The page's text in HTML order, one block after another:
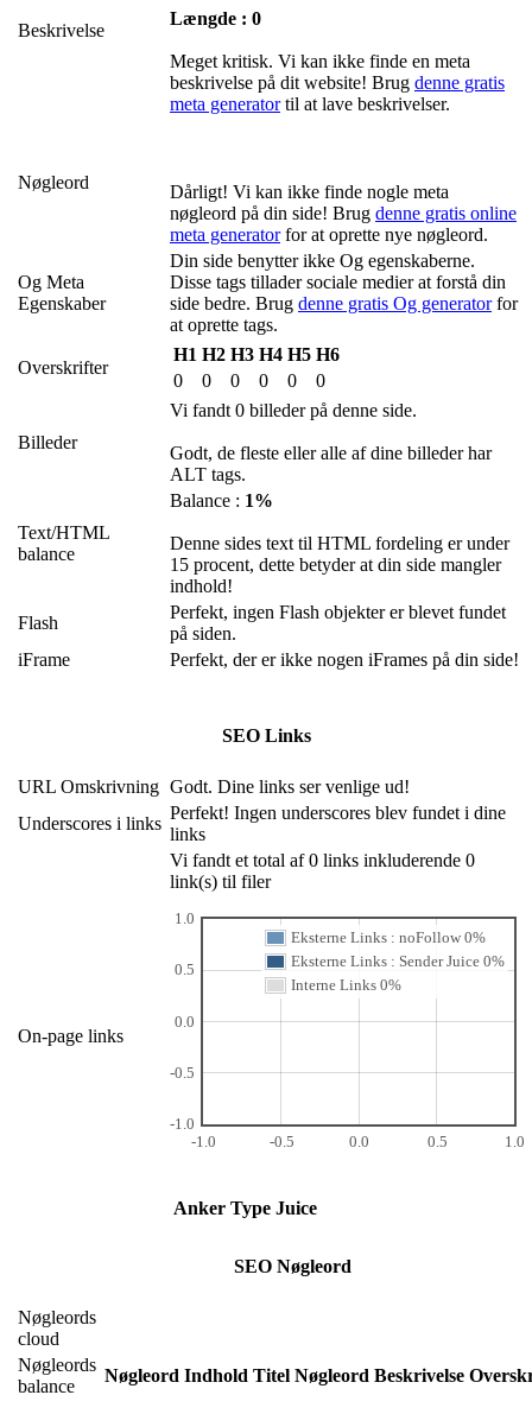
Beskrivelse
Længde : 0
Meget kritisk. Vi kan ikke finde en meta
beskrivelse på dit website! Brug denne gratis
meta generatortil at lave beskrivelser.
Nøgleord
Dårligt! Vi kan ikke finde nogle meta
nøgleord på din side! Brug denne gratis online
meta generatorfor at oprette nye nøgleord.
Og Meta
Egenskaber
Din side benytter ikke Og egenskaberne.
Disse tags tillader sociale medier at forstå din
side bedre. Brug denne gratis Og generatorfor
at oprette tags.
Overskrifter
H1 H2 H3 H4 H5 H6
0
0 0 0 0 0
Billeder
Vi fandt 0 billeder på denne side.
Godt, de fleste eller alle af dine billeder har
ALT tags.
Text/HTML
balance
Balance : 1%
Denne sides text til HTML fordeling er under
15 procent, dette betyder at din side mangler
indhold!
Flash
Perfekt, ingen Flash objekter er blevet fundet
på siden.
iFrame
Perfekt, der er ikke nogen iFrames på din side!
SEO Links
URL Omskrivning Godt. Dine links ser venlige ud!
Underscores i links
Perfekt! Ingen underscores blev fundet i dine
links
On-page links
Vi fandt et total af 0 links inkluderende 0
link(s) til filer
-1.0 -0.5 0.0 0.5 1.0
-1.0
-0.5
0.0
0.5
1.0
Eksterne Links : noFollow 0%
Eksterne Links : Sender Juice 0%
Interne Links 0%
Anker Type Juice
SEO Nøgleord
Nøgleords
cloud
Nøgleords
balance
Nøgleord Indhold Titel Nøgleord Beskrivelse